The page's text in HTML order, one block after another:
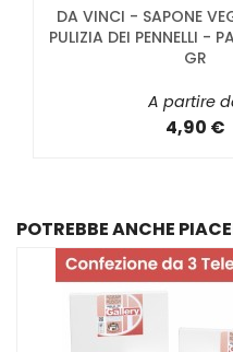
DA VINCI - SAPONE
PULIZIA DEI PENNELLI -
GR
A partire
4,90 €
POTREBBE ANCHE